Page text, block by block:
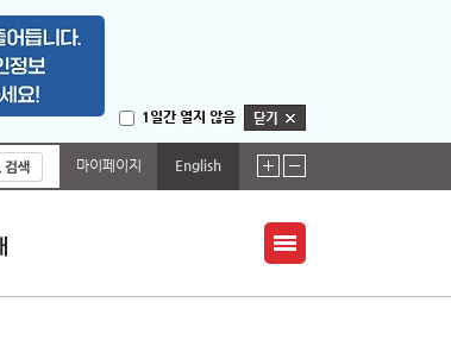
1일간 열지 않음
마이페이지 English